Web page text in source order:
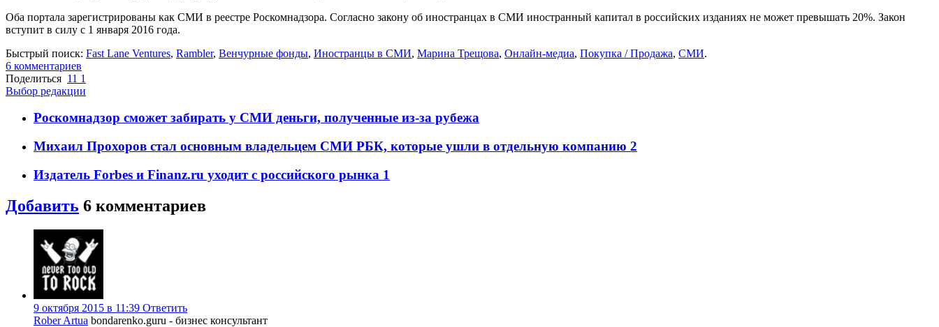
Оба портала зарегистрированы как СМИ в реестре Роскомнадзора. Согласно закону об иностранцах в СМИ иностранный капитал в российских изданиях не может превышать 20%. Закон
вступит в силу с 1 января 2016 года.
Быстрый поиск: Fast Lane Ventures, Rambler, Венчурные фонды, Иностранцы в СМИ, Марина Трещова, Онлайн-медиа, Покупка / Продажа, СМИ.
6 комментариев
Поделиться 11 1
Выбор редакции
Роскомнадзор сможет забирать у СМИ деньги, полученные из-за рубежа
Михаил Прохоров стал основным владельцем СМИ РБК, которые ушли в отдельную компанию 2
Издатель Forbes и Finanz.ru уходит с российского рынка 1
Добавить 6 комментариев
9 октября 2015 в 11:39 Ответить
Rober Artua bondarenko.guru - бизнес консультант